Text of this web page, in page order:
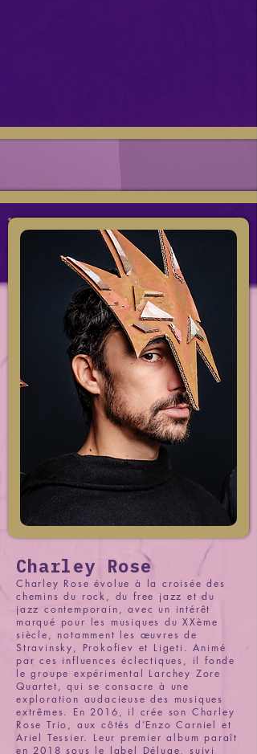
Charley Rose
Charley Rose évolue à la croisée des
chemins du rock, du free jazz et du
jazz contemporain, avec un intérêt
marqué pour les musiques du XXème
siècle, notamment les œuvres de
Stravinsky, Prokofiev et Ligeti. Animé
par ces influences éclectiques, il fonde
le groupe expérimental Larchey Zore
Quartet, qui se consacre à une
exploration audacieuse des musiques
extrêmes. En 2016, il crée son Charley
Rose Trio, aux côtés d’Enzo Carniel et
Ariel Tessier. Leur premier album paraît
en 2018 sous le label Déluge, suivi